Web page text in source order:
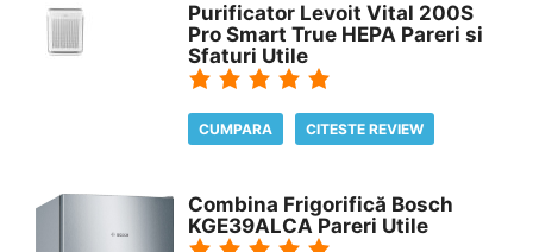
Purificator Levoit Vital 200S
Pro Smart True HEPA Pareri si
Sfaturi Utile
CUMPARA CITESTE REVIEW
Combina Frigorifică Bosch
KGE39ALCA Pareri Utile